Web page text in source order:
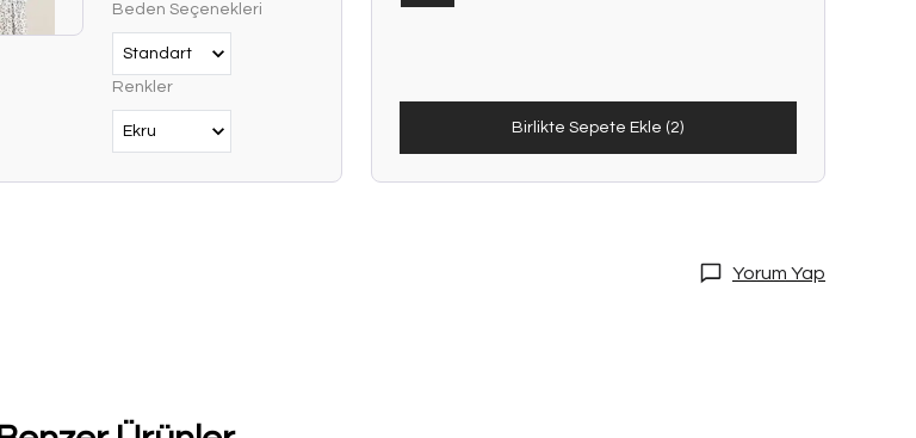
Beden Seçenekleri
Renkler
Birlikte Sepete Ekle (2)
Yorum Yap